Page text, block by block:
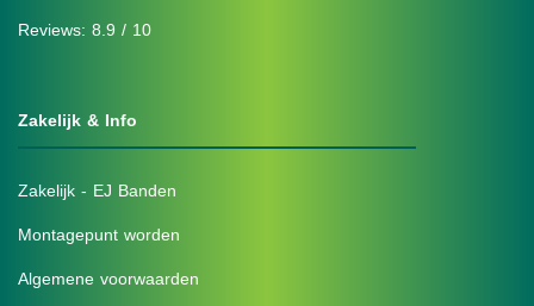
Reviews: 8.9 / 10
Zakelijk & Info
Zakelijk - EJ Banden
Montagepunt worden
Algemene voorwaarden